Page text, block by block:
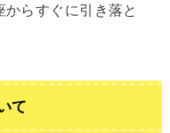
らすぐに引き落と
て